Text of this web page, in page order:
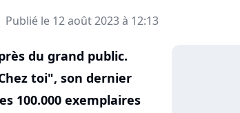
Publié le 12 août 2023 à 12:13
du grand public.
toi", son dernier
100.000 exemplaires